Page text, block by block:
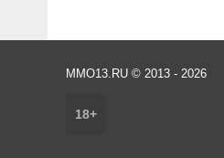
MMO13.RU © 2013 - 2026
18+